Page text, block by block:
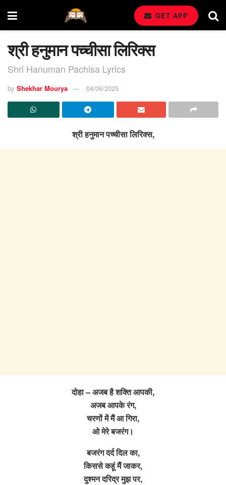
GET APP
श्री हनुमान पच्चीसा लिरिक्स
Shri Hanuman Pachisa Lyrics
by Shekhar Mourya 04/06/2025
श्री हनुमान पच्चीसा लिरिक्स,
दोहा – अजब है शक्ति आपकी,
अजब आपके रंग,
चरणों में मैं आ गिरा,
ओ मेरे बजरंग।
बजरंग दर्द दिल का,
किससे कहूं मैं जाकर,
दुश्मन दरिद्र मुझ पर,